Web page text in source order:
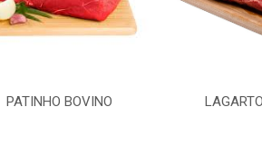
PATINHO BOVINO